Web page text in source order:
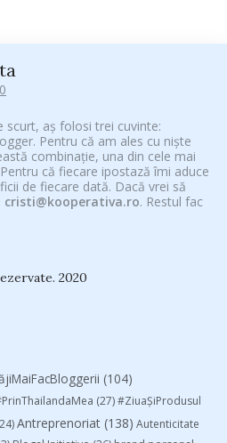
scurt, aș folosi trei cuvinte:
Pentru că am ales cu niște
combinație, una din cele mai
că fiecare ipostază îmi aduce
de fiecare dată. Dacă vrei să
cristi@kooperativa.ro. Restul fac
2020
(104)
(27)#ZiuaȘiProdusul
Antreprenoriat (138) Autenticitate